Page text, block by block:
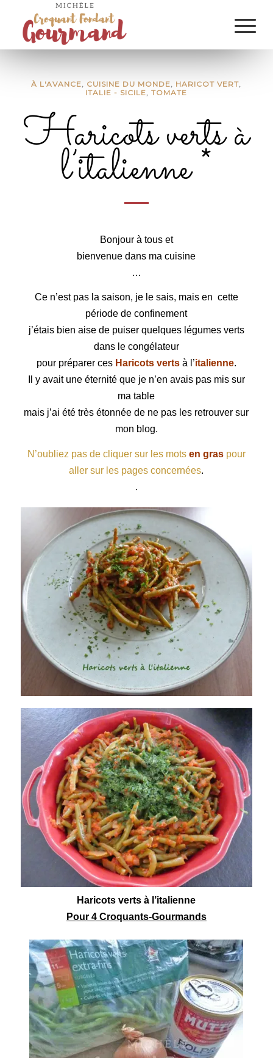
À L'AVANCE, CUISINE DU MONDE, HARICOT VERT,
ITALIE - SICILE,TOMATE
Haricots verts à
l’italienne *
Bonjour à tous et
bienvenue dans ma cuisine
…
Ce n’est pas la saison, je le sais, mais en cette
période de confinement
j’étais bien aise de puiser quelques légumes verts
dans le congélateur
pour préparer ces Haricots vertsà l’italienne.
Il y avait une éternité que je n’en avais pas mis sur
ma table
mais j’ai été très étonnée de ne pas les retrouver sur
mon blog.
N’oubliez pas de cliquer sur les mots en gras pour
aller sur les pages concernées.
.
Haricots verts à l’italienne
Pour 4 Croquants-Gourmands